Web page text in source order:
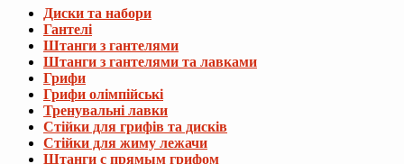
Диски та набори
Гантелі
Штанги з гантелями
Штанги з гантелями та лавками
Грифи
Грифи олімпійські
Тренувальні лавки
Стійки для грифів та дисків
Стійки для жиму лежачи
Штанги с прямым грифом